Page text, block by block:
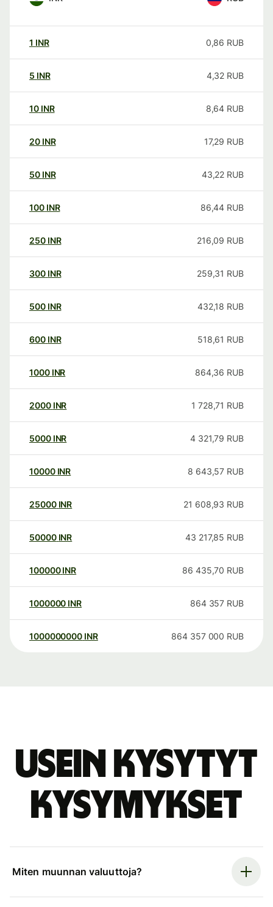
1 INR 0,86 RUB
5 INR 4,32 RUB
10 INR 8,64 RUB
20 INR 17,29 RUB
50 INR 43,22 RUB
100 INR 86,44 RUB
250 INR 216,09 RUB
300 INR 259,31 RUB
500 INR 432,18 RUB
600 INR 518,61 RUB
1000 INR 864,36 RUB
2000 INR 1 728,71 RUB
5000 INR 4 321,79 RUB
10000 INR 8 643,57 RUB
25000 INR 21 608,93 RUB
50000 INR 43 217,85 RUB
100000 INR 86 435,70 RUB
1000000 INR 864 357 RUB
1000000000 INR 864 357 000 RUB
Usein kysytyt
kysymykset
Miten muunnan valuuttoja?